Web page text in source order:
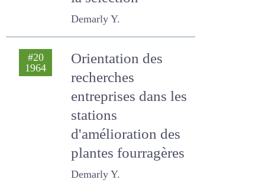
actuel et avenir de
la sélection
Demarly Y.
Orientation des
recherches
entreprises dans
les stations
d'amélioration des